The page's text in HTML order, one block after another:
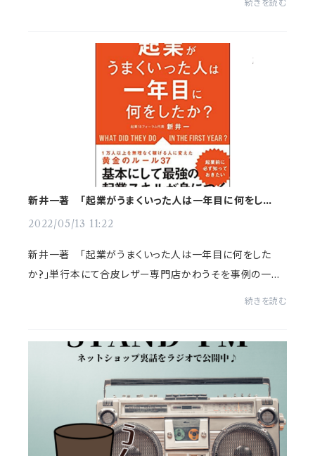
続きを読む
新井一著 「起業がうまくいった人は一年目に何をした
2022/05/13 11:22
新井一著 「起業がうまくいった人は一年目に何をした
か?」単行本にて合皮レザー専門店かわうそを事例の一つ
続きを読む